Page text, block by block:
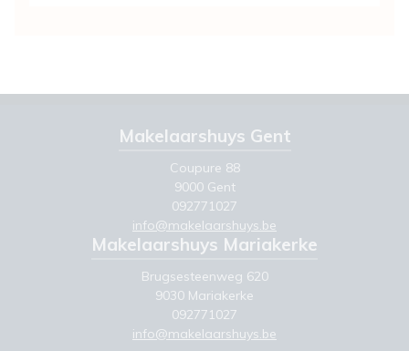
Makelaarshuys Gent
Coupure 88
9000 Gent
092771027
info@makelaarshuys.be
Makelaarshuys Mariakerke
Brugsesteenweg 620
9030 Mariakerke
092771027
info@makelaarshuys.be